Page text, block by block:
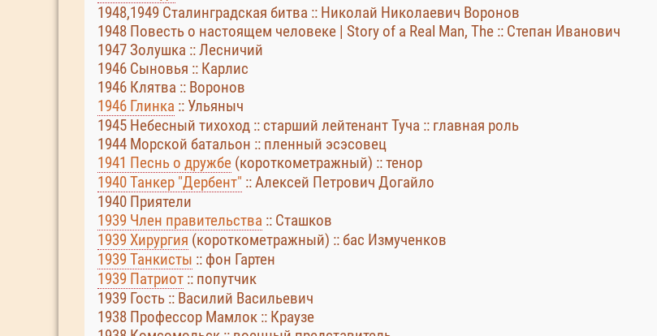
1948,1949 Сталинградская битва :: Николай Николаевич Воронов
1948 Повесть о настоящем человеке | Story of a Real Man, The :: Степан Иванович
1947 Золушка :: Лесничий
1946 Сыновья :: Карлис
1946 Клятва :: Воронов
1946 Глинка :: Ульяныч
1945 Небесный тихоход :: старший лейтенант Туча :: главная роль
1944 Морской батальон :: пленный эсэсовец
1941 Песнь о дружбе (короткометражный) :: тенор
1940 Танкер "Дербент" :: Алексей Петрович Догайло
1940 Приятели
1939 Член правительства :: Сташков
1939 Хирургия (короткометражный) :: бас Измученков
1939 Танкисты :: фон Гартен
1939 Патриот :: попутчик
1939 Гость :: Василий Васильевич
1938 Профессор Мамлок :: Краузе